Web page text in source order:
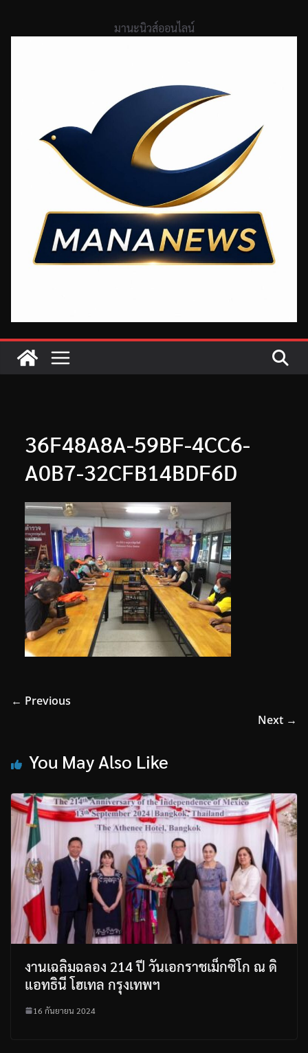
มานะนิวส์ออนไลน์
36F48A8A-59BF-4CC6-
A0B7-32CFB14BDF6D
← Previous
Next →
You May Also Like
งานเฉลิมฉลอง 214 ปี วันเอกราชเม็กซิโก ณ ดิ
แอทธินี โฮเทล กรุงเทพฯ
16 กันยายน 2024